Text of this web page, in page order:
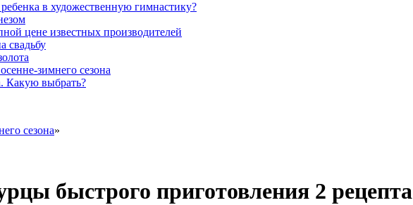
в художественную гимнастику?
цене известных производителей
свадьбу
зимнего сезона
Какую выбрать?
сезона»
быстрого приготовления 2 рецепта